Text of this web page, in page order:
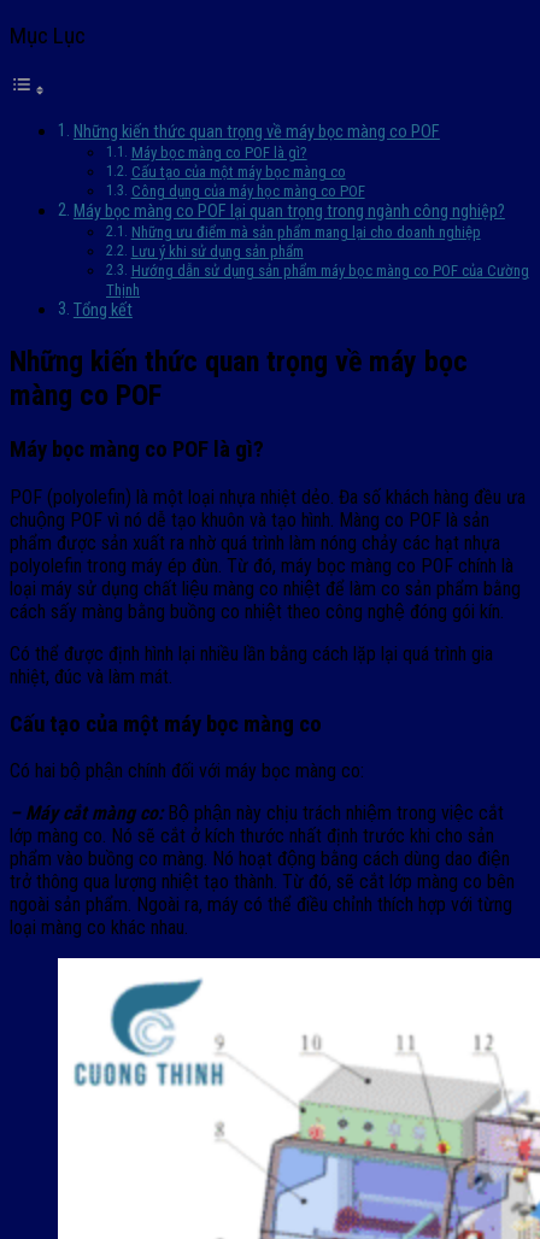
Mục Lục
Những kiến thức quan trọng về máy bọc màng co POF
Máy bọc màng co POF là gì?
Cấu tạo của một máy bọc màng co
Công dụng của máy học màng co POF
Máy bọc màng co POF lại quan trọng trong ngành công nghiệp?
Những ưu điểm mà sản phẩm mang lại cho doanh nghiệp
Lưu ý khi sử dụng sản phẩm
Hướng dẫn sử dụng sản phẩm máy bọc màng co POF của Cường
Thịnh
Tổng kết
Những kiến thức quan trọng về máy bọc
màng co POF
Máy bọc màng co POF là gì?
POF (polyolefin) là một loại nhựa nhiệt dẻo. Đa số khách hàng đều ưa
chuộng POF vì nó dễ tạo khuôn và tạo hình. Màng co POF là sản
phẩm được sản xuất ra nhờ quá trình làm nóng chảy các hạt nhựa
polyolefin trong máy ép đùn. Từ đó, máy bọc màng co POF chính là
loại máy sử dụng chất liệu màng co nhiệt để làm co sản phẩm bằng
cách sấy màng bằng buồng co nhiệt theo công nghệ đóng gói kín.
Có thể được định hình lại nhiều lần bằng cách lặp lại quá trình gia
nhiệt, đúc và làm mát.
Cấu tạo của một máy bọc màng co
Có hai bộ phận chính đối với máy bọc màng co:
– Máy cắt màng co:Bộ phận này chịu trách nhiệm trong việc cắt
lớp màng co. Nó sẽ cắt ở kích thước nhất định trước khi cho sản
phẩm vào buồng co màng. Nó hoạt động bằng cách dùng dao điện
trở thông qua lượng nhiệt tạo thành. Từ đó, sẽ cắt lớp màng co bên
ngoài sản phẩm. Ngoài ra, máy có thể điều chỉnh thích hợp với từng
loại màng co khác nhau.